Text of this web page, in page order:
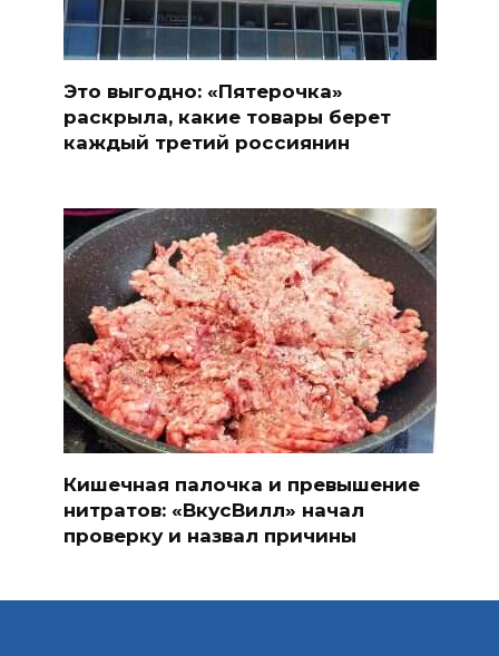
Это выгодно: «Пятерочка»
раскрыла, какие товары берет
каждый третий россиянин
Кишечная палочка и превышение
нитратов: «ВкусВилл» начал
проверку и назвал причины